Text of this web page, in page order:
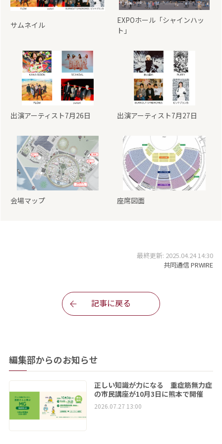
サムネイル
EXPOホール「シャインハッ
ト」
出演アーティスト7月26日 出演アーティスト7月27日
会場マップ 座席図面
最終更新: 2025.04.24 14:30
共同通信 PRWIRE
記事に戻る
編集部からのお知らせ
正しい知識が力になる 重症筋無力症
の市民講座が10月3日に熊本で開催
2026.07.27 13:00